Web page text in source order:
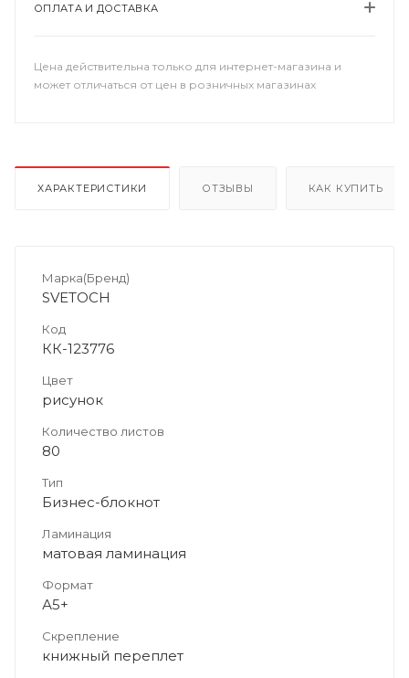
ОПЛАТА И ДОСТАВКА
Цена действительна только для интернет-магазина и
может отличаться от цен в розничных магазинах
ХАРАКТЕРИСТИКИ ОТЗЫВЫ КАК КУПИТЬ
Марка(Бренд)
SVETOCH
Код
КК-123776
Цвет
рисунок
Количество листов
80
Тип
Бизнес-блокнот
Ламинация
матовая ламинация
Формат
А5+
Скрепление
книжный переплет